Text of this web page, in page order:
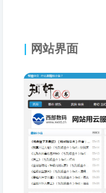
| 网站界面